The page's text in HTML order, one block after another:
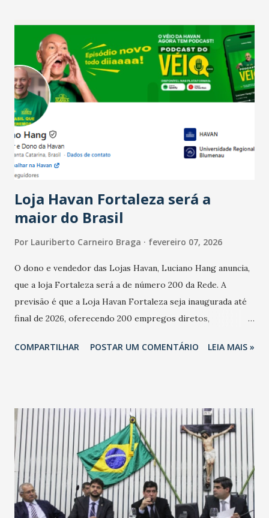
confraternizações de fim de ano e pelo pagamento do 13º
Salário para um número maior de trabalhadores, já que o
país tem a menor taxa de desemprego dos anos recentes.
Ainda segundo a Pesquisa, em novembro de 2025, 40% dos
bares e restaurantes operaram com lucro e outros 40%
registraram equilíbrio financeiro. Já o percentual de
estabelecimentos no prejuízo ficou em 19%, pouco abaixo
do observado no mês anterior. Outros 1% não existiam em
novembro. Em relação a outubro, o faturamento também
cresceu. De acordo com a pesquisa, 44% dos n...
Loja Havan Fortaleza será a
maior do Brasil
Por Lauriberto Carneiro Braga fevereiro 07, 2026
O dono e vendedor das Lojas Havan, Luciano Hang anuncia,
que a loja Fortaleza será a de número 200 da Rede. A
previsão é que a Loja Havan Fortaleza seja inaugurada até
final de 2026, oferecendo 200 empregos diretos,
Havan Fortaleza ainda não foi anunciada oficialmente, mas
COMPARTILHAR POSTAR UM COMENTÁRIO LEIA MAIS »